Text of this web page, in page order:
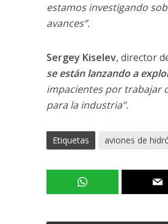
estamos investigando
avances”.
Sergey Kiselev, director
se están lanzando a
impacientes por trabajar
para la industria”.
Etiquetas aviones de